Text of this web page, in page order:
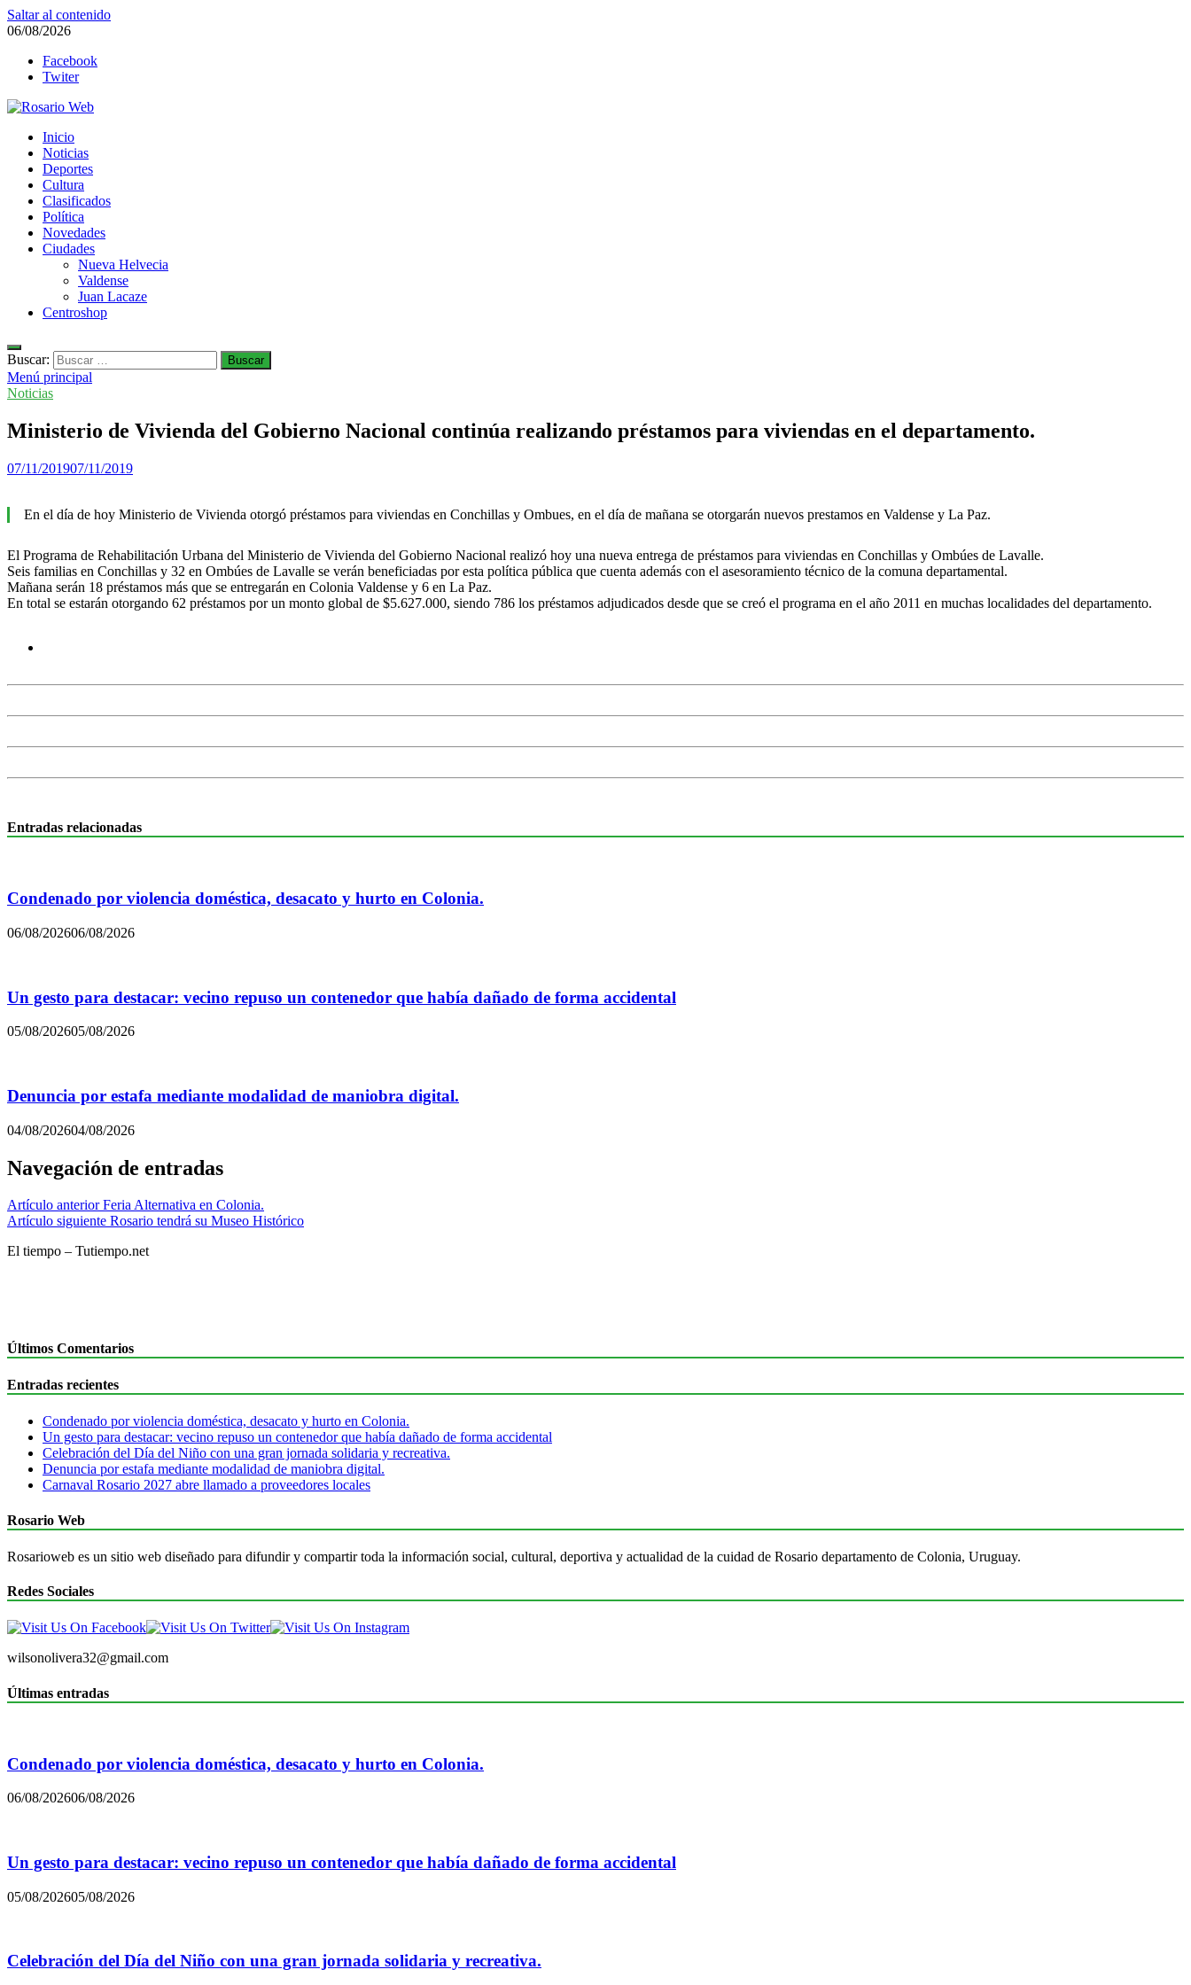
Saltar al contenido
06/08/2026
Facebook
Twiter
Rosario Web
Todas la noticias de Rosario y la zona
Inicio
Noticias
Deportes
Cultura
Clasificados
Política
Novedades
Ciudades
Nueva Helvecia
Valdense
Juan Lacaze
Centroshop
Buscar:
Menú principal
Noticias
Ministerio de Vivienda del Gobierno Nacional continúa realizando préstamos para viviendas en el departamento.
07/11/201907/11/2019
En el día de hoy Ministerio de Vivienda otorgó préstamos para viviendas en Conchillas y Ombues, en el día de mañana se otorgarán nuevos prestamos en Valdense y La Paz.
El Programa de Rehabilitación Urbana del Ministerio de Vivienda del Gobierno Nacional realizó hoy una nueva entrega de préstamos para viviendas en Conchillas y Ombúes de Lavalle.
Seis familias en Conchillas y 32 en Ombúes de Lavalle se verán beneficiadas por esta política pública que cuenta además con el asesoramiento técnico de la comuna departamental.
Mañana serán 18 préstamos más que se entregarán en Colonia Valdense y 6 en La Paz.
En total se estarán otorgando 62 préstamos por un monto global de $5.627.000, siendo 786 los préstamos adjudicados desde que se creó el programa en el año 2011 en muchas localidades del departamento.
Entradas relacionadas
Condenado por violencia doméstica, desacato y hurto en Colonia.
06/08/202606/08/2026
Un gesto para destacar: vecino repuso un contenedor que había dañado de forma accidental
05/08/202605/08/2026
Denuncia por estafa mediante modalidad de maniobra digital.
04/08/202604/08/2026
Navegación de entradas
Artículo anterior Feria Alternativa en Colonia.
Artículo siguiente Rosario tendrá su Museo Histórico
El tiempo – Tutiempo.net
Últimos Comentarios
Entradas recientes
Condenado por violencia doméstica, desacato y hurto en Colonia.
Un gesto para destacar: vecino repuso un contenedor que había dañado de forma accidental
Celebración del Día del Niño con una gran jornada solidaria y recreativa.
Denuncia por estafa mediante modalidad de maniobra digital.
Carnaval Rosario 2027 abre llamado a proveedores locales
Rosario Web
Rosarioweb es un sitio web diseñado para difundir y compartir toda la información social, cultural, deportiva y actualidad de la cuidad de Rosario departamento de Colonia, Uruguay.
Redes Sociales
wilsonolivera32@gmail.com
Últimas entradas
Condenado por violencia doméstica, desacato y hurto en Colonia.
06/08/202606/08/2026
Un gesto para destacar: vecino repuso un contenedor que había dañado de forma accidental
05/08/202605/08/2026
Celebración del Día del Niño con una gran jornada solidaria y recreativa.